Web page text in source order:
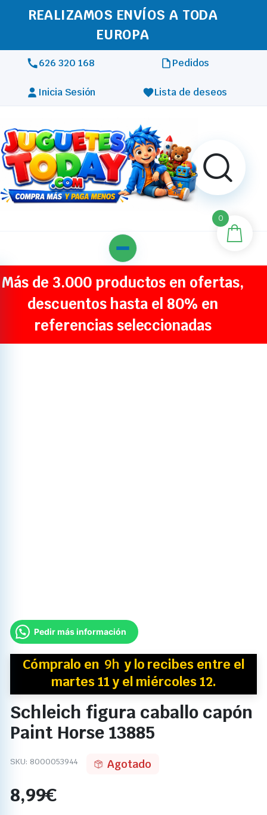
REALIZAMOS ENVÍOS A TODA
EUROPA
626 320 168 Pedidos
Inicia Sesión Lista de deseos
Más de 3.000 productos en ofertas,
descuentos hasta el 80% en
referencias seleccionadas
Pedir más información
Cómpralo en 9h y lo recibes entre el
martes 11 y el miércoles 12.
Schleich figura caballo capón
Paint Horse 13885
SKU: 8000053944 Agotado
8,99€
0